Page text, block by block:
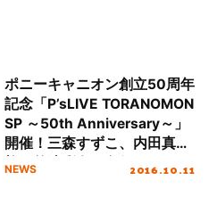
ポニーキャニオン創立50周年
記念「P’sLIVE TORANOMON
SP ～50th Anniversary～」
開催！三森すずこ、内田真
礼、竹達彩奈、久保ユリカら
NEWS 2016.10.11